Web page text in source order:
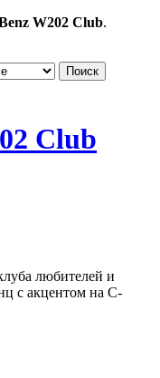
W202 Club.
Club
любителей и
с акцентом на C-